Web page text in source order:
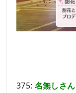
375: 名無しさん